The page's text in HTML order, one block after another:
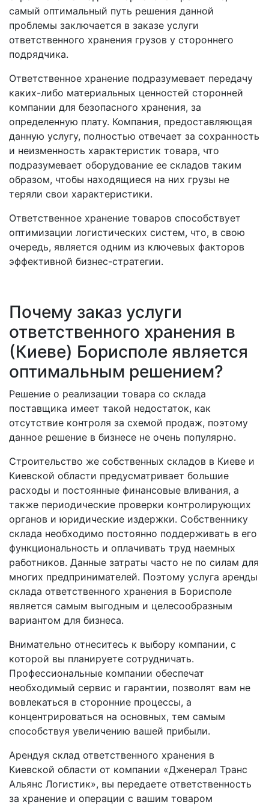
самый оптимальный путь решения данной
проблемы заключается в заказе услуги
ответственного хранения грузов у стороннего
подрядчика.
Ответственное хранение подразумевает передачу
каких-либо материальных ценностей сторонней
компании для безопасного хранения, за
определенную плату. Компания, предоставляющая
данную услугу, полностью отвечает за сохранность
и неизменность характеристик товара, что
подразумевает оборудование ее складов таким
образом, чтобы находящиеся на них грузы не
теряли свои характеристики.
Ответственное хранение товаров способствует
оптимизации логистических систем, что, в свою
очередь, является одним из ключевых факторов
эффективной бизнес-стратегии.
Почему заказ услуги
ответственного хранения в
(Киеве) Борисполе является
оптимальным решением?
Решение о реализации товара со склада
поставщика имеет такой недостаток, как
отсутствие контроля за схемой продаж, поэтому
данное решение в бизнесе не очень популярно.
Строительство же собственных складов в Киеве и
Киевской области предусматривает большие
расходы и постоянные финансовые вливания, а
также периодические проверки контролирующих
органов и юридические издержки. Собственнику
склада необходимо постоянно поддерживать в его
функциональность и оплачивать труд наемных
работников. Данные затраты часто не по силам для
многих предпринимателей. Поэтому услуга аренды
склада ответственного хранения в Борисполе
является самым выгодным и целесообразным
вариантом для бизнеса.
Внимательно отнеситесь к выбору компании, с
которой вы планируете сотрудничать.
Профессиональные компании обеспечат
необходимый сервис и гарантии, позволят вам не
вовлекаться в сторонние процессы, а
концентрироваться на основных, тем самым
способствуя увеличению вашей прибыли.
Арендуя склад ответственного хранения в
Киевской области от компании «Дженерал Транс
Альянс Логистик», вы передаете ответственность
за хранение и операции с вашим товаром